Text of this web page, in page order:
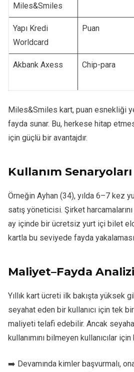
Miles&Smiles
Yapı Kredi
Worldcard
Puan
Akbank Axess Chip-para
Miles&Smiles kart, puan esnekliği
fayda sunar. Bu, herkese hitap
için güçlü bir avantajdır.
Kullanım Senaryoları
Örneğin Ayhan (34), yılda 6–7 kez
satış yöneticisi. Şirket
ay içinde bir ücretsiz yurt içi bilet
kartla bu seviyede fayda
Maliyet–Fayda Analizi
Yıllık kart ücreti ilk bakışta yüksek
seyahat eden bir kullanıcı için tek
maliyeti telafi edebilir. Ancak
kullanımını bilmeyen kullanıcılar
➡️ Devamında kimler başvurmalı,